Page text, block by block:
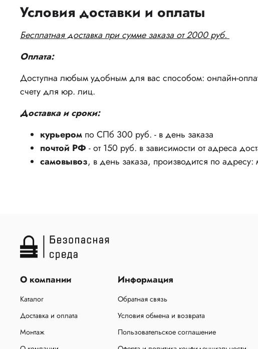
Условия доставки и оплаты
Бесплатная доставка при сумме заказа от 2000 руб.
Оплата:
Доступна любым удобным для вас способом: онлайн-
счету для юр. лиц.
Доставка и сроки:
курьером по СПб 300 руб. - в день заказа
почтой РФ - от 150 руб. в зависимости от адреса
самовывоз, в день заказа, производится по
О компании
Каталог
Доставка и оплата
Монтаж
Информация
Обратная связь
Условия обмена и возврата
Пользовательское соглашение